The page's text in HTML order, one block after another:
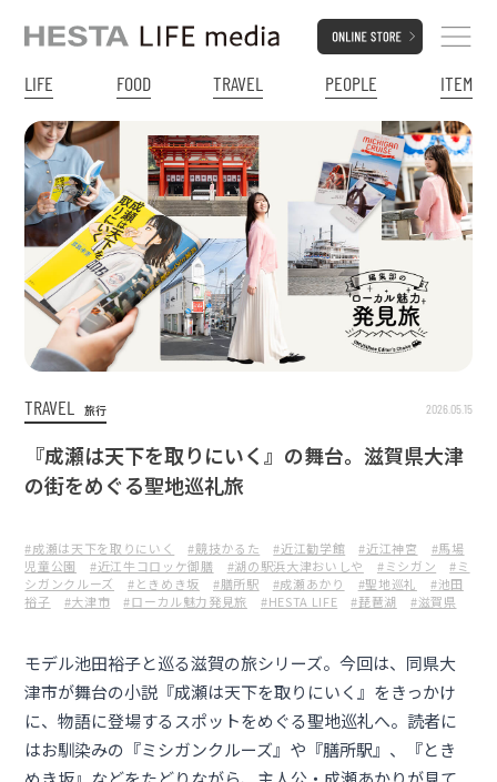
LIFE FOOD TRAVEL PEOPLE ITEM
TRAVEL 旅行 2026.05.15
『成瀬は天下を取りにいく』の舞台。滋賀県大津
の街をめぐる聖地巡礼旅
#成瀬は天下を取りにいく #競技かるた #近江勧学館 #近江神宮
#馬場
児童公園
#近江牛コロッケ御膳 #湖の駅浜大津おいしや #ミシガン
#ミ
シガンクルーズ
#ときめき坂 #膳所駅 #成瀬あかり #聖地巡礼
#池田
裕子
#大津市 #ローカル魅力発見旅 #HESTA LIFE #琵琶湖 #滋賀県
モデル池田裕子と巡る滋賀の旅シリーズ。今回は、同県大
津市が舞台の小説『成瀬は天下を取りにいく』をきっかけ
に、物語に登場するスポットをめぐる聖地巡礼へ。読者に
はお馴染みの『ミシガンクルーズ』や『膳所駅』、『とき